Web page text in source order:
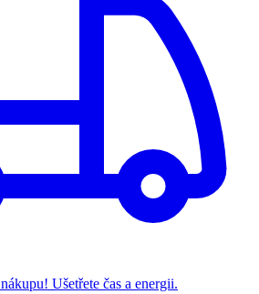
Ušetřete čas a energii.